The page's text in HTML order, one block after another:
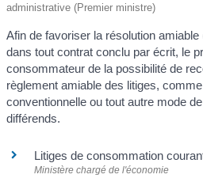
administrative (Premier ministre)
Afin de favoriser la résolution
dans tout contrat conclu par écrit, le
consommateur de la possibilité de
règlement amiable des litiges,
conventionnelle ou tout autre mode
différends.
Litiges de consommation
Ministère chargé de l'économie